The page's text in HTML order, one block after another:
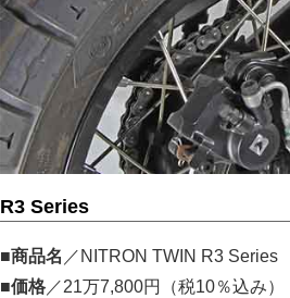
R3 Series
■商品名 ／NITRON TWIN R3 Series
■価格／21万7,800円（税10％込み）